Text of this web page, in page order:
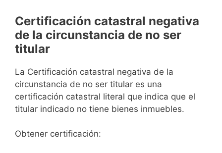
Certificación catastral negativa
de la circunstancia de no ser
titular
La Certificación catastral negativa de la
circunstancia de no ser titular es una
certificación catastral literal que indica que el
titular indicado no tiene bienes inmuebles.
Obtener certificación: